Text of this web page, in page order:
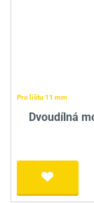
Pro lištu 11 mm
Dvoudílná